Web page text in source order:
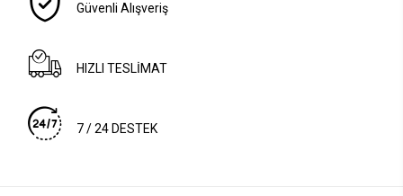
Güvenli Alışveriş
HIZLI TESLİMAT
7 / 24 DESTEK